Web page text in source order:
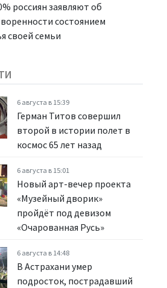
россиян заявляют об
состоянием
своей семьи
6 августа в 15:39
Герман Титов совершил
второй в истории полет в
космос 65 лет назад
6 августа в 15:01
Новый арт-вечер проекта
«Музейный дворик»
пройдёт под девизом
«Очарованная Русь»
6 августа в 14:48
В Астрахани умер
подросток, пострадавший